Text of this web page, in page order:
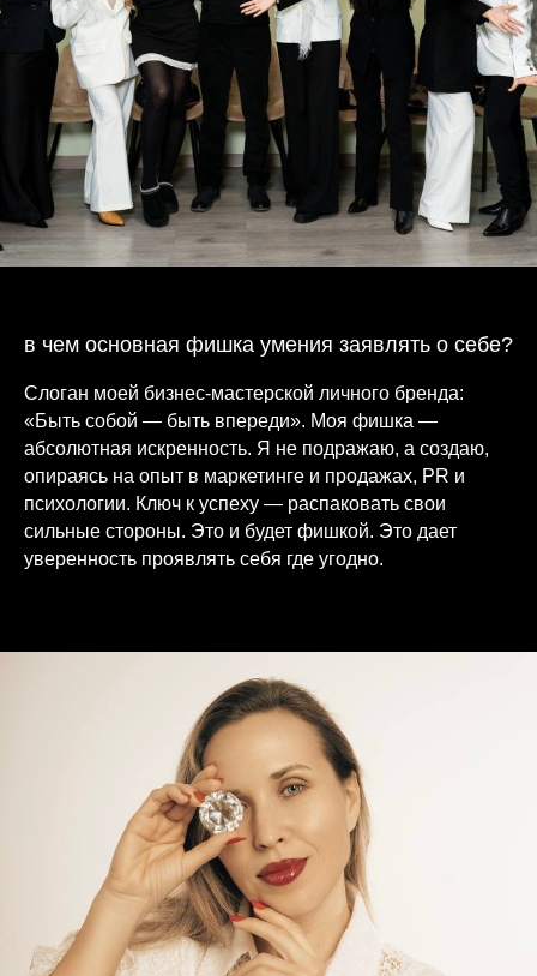
в чем основная фишка умения заявлять о себе?
Слоган моей бизнес-мастерской личного бренда:
«Быть собой — быть впереди». Моя фишка —
абсолютная искренность. Я не подражаю, а создаю,
опираясь на опыт в маркетинге и продажах, PR и
психологии. Ключ к успеху — распаковать свои
сильные стороны. Это и будет фишкой. Это дает
уверенность проявлять себя где угодно.